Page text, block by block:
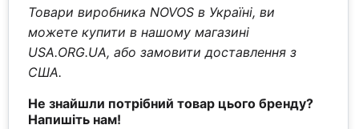
Товари виробника NOVOS в Україні, ви
можете купити в нашому магазині
USA.ORG.UA, або замовити доставлення з
США.
Не знайшли потрібний товар цього бренду?
Напишіть нам!